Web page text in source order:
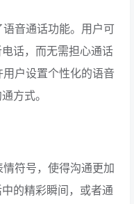
音通话功能。用户可
话，而无需担心通话
户设置个性化的语音
方式。
符号，使得沟通更加
的精彩瞬间，或者通